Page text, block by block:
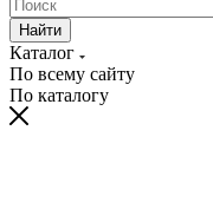
Найти
Каталог
По всему сайту
По каталогу